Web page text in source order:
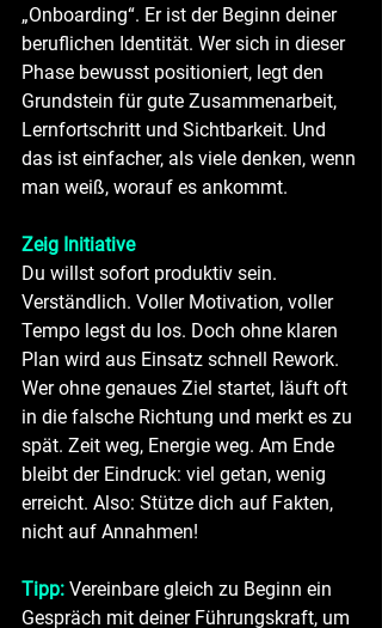
„Onboarding“. Er ist der Beginn deiner
beruflichen Identität. Wer sich in dieser
Phase bewusst positioniert, legt den
Grundstein für gute Zusammenarbeit,
Lernfortschritt und Sichtbarkeit. Und
das ist einfacher, als viele denken, wenn
man weiß, worauf es ankommt.
Zeig Initiative
Du willst sofort produktiv sein.
Verständlich. Voller Motivation, voller
Tempo legst du los. Doch ohne klaren
Plan wird aus Einsatz schnell Rework.
Wer ohne genaues Ziel startet, läuft oft
in die falsche Richtung und merkt es zu
spät. Zeit weg, Energie weg. Am Ende
bleibt der Eindruck: viel getan, wenig
erreicht. Also: Stütze dich auf Fakten,
nicht auf Annahmen!
Tipp: Vereinbare gleich zu Beginn ein
Gespräch mit deiner Führungskraft, um